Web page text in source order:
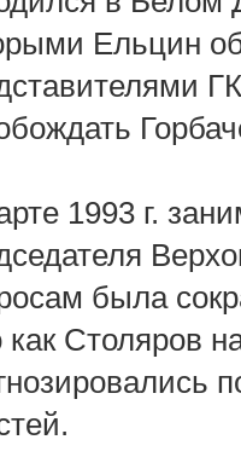
Ельцин
1993 г.
была
как Столяров